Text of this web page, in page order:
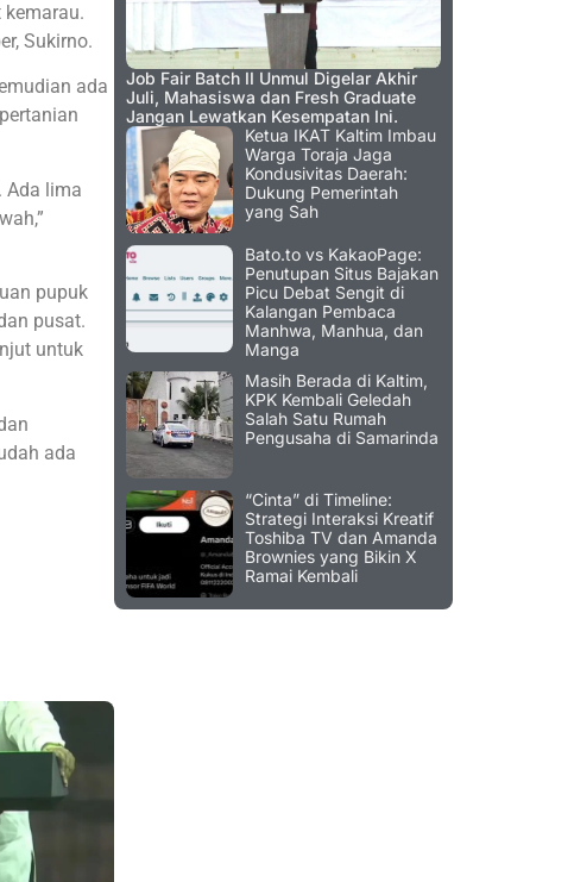
Sukirno.
ada
Ada lima
pupuk
pusat.
untuk
ada
Job Fair Batch II Unmul Digelar Akhir
Juli, Mahasiswa dan Fresh Graduate
Jangan Lewatkan Kesempatan Ini.
Ketua IKAT Kaltim Imbau
Warga Toraja Jaga
Kondusivitas Daerah:
Dukung Pemerintah
yang Sah
Bato.to vs KakaoPage:
Penutupan Situs Bajakan
Picu Debat Sengit di
Kalangan Pembaca
Manhwa, Manhua, dan
Manga
Masih Berada di Kaltim,
KPK Kembali Geledah
Salah Satu Rumah
Pengusaha di Samarinda
“Cinta” di Timeline:
Strategi Interaksi Kreatif
Toshiba TV dan Amanda
Brownies yang Bikin X
Ramai Kembali